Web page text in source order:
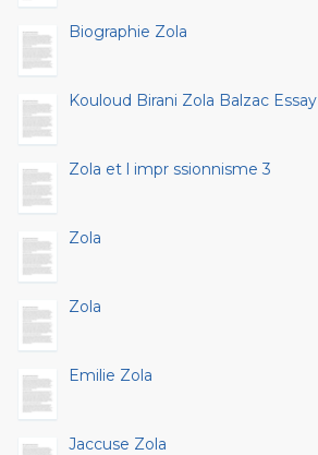
Biographie Zola
Kouloud Birani Zola Balzac Essay
Zola et l impr ssionnisme 3
Zola
Zola
Emilie Zola
Jaccuse Zola